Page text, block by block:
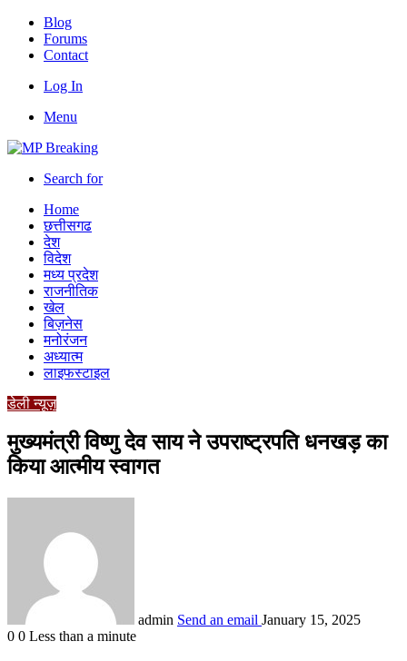
Blog
Forums
Contact
Log In
Menu
Search for
Home
छत्तीसगढ
देश
विदेश
मध्य प्रदेश
राजनीतिक
खेल
बिज़नेस
मनोरंजन
अध्यात्म
लाइफस्टाइल
डेली न्यूज़
मुख्यमंत्री विष्णु देव साय ने उपराष्ट्रपति धनखड़ का
किया आत्मीय स्वागत
admin Send an email January 15, 2025
0 0 Less than a minute